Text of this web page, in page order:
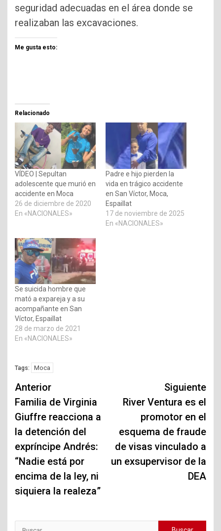
seguridad adecuadas en el área donde se
realizaban las excavaciones.
Me gusta esto:
Relacionado
VÍDEO | Sepultan
adolescente que murió en
accidente en Moca
26 de diciembre de 2020
En «NACIONALES»
Padre e hijo pierden la
vida en trágico accidente
en San Víctor, Moca,
Espaillat
17 de noviembre de 2025
En «NACIONALES»
Se suicida hombre que
mató a expareja y a su
acompañante en San
Víctor, Espaillat
28 de marzo de 2021
En «NACIONALES»
Tags: Moca
Navegación
de
entradas
Anterior
Familia de Virginia
Giuffre reacciona a
la detención del
expríncipe Andrés:
“Nadie está por
encima de la ley, ni
siquiera la realeza”
Siguiente
River Ventura es el
promotor en el
esquema de fraude
de visas vinculado a
un exsupervisor de la
DEA
Buscar: